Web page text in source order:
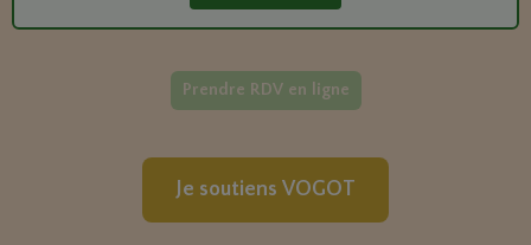
Prendre RDV en ligne
Je soutiens VOGOT